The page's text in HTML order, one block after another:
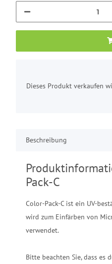
Dieses Produkt verkaufen
Beschreibung
Pack-C
Color-Pack-C ist ein UV-
wird zum Einfärben von
verwendet.
Bitte beachten Sie, dass es